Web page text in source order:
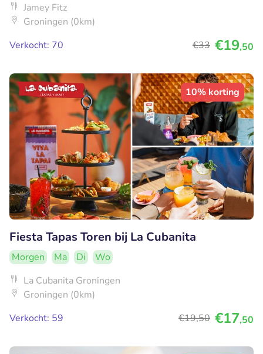
Jamey Fitz
Groningen (0km)
Verkocht: 70
€33 €19,50
10% korting
Fiesta Tapas Toren bij La Cubanita
Morgen Ma Di
Wo
La Cubanita Groningen
Groningen (0km)
Verkocht: 59
€19,50 €17,50